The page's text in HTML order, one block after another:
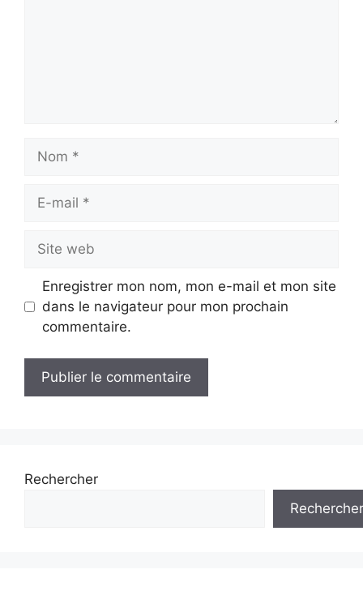
Nom
Site
web
Enregistrer mon nom, mon e-mail et mon site
dans le navigateur pour mon prochain
commentaire.
Rechercher
Rechercher